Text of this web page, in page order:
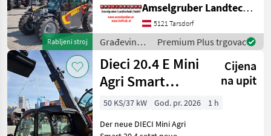
Rabljeni stroj
Teleskopladermarkt. Stufe
5 Motor - -Größte Kabine
(Baugleich vom Modell 26.6
Mini Agri) -50
Amselgruber Landtechnik GmbH
5121 Tarsdorf
Građevinski
strojevi /
Dieci
Premium Plus trgovac
Dieci 20.4 E Mini
Agri Smart
ELEKTRO
Teleskoplader
Cijena
na upit
50 KS/37 kW God. pr. 2026
1 h
Der neue DIECI Mini Agri